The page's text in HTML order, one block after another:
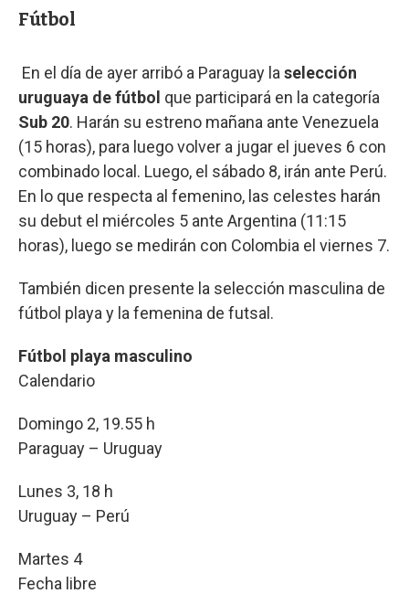
Fútbol
En el día de ayer arribó a Paraguay la selección
uruguaya de fútbol que participará en la categoría
Sub 20. Harán su estreno mañana ante Venezuela
(15 horas), para luego volver a jugar el jueves 6 con
combinado local. Luego, el sábado 8, irán ante Perú.
En lo que respecta al femenino, las celestes harán
su debut el miércoles 5 ante Argentina (11:15
horas), luego se medirán con Colombia el viernes 7.
También dicen presente la selección masculina de
fútbol playa y la femenina de futsal.
Fútbol playa masculino
Calendario
Domingo 2, 19.55 h
Paraguay – Uruguay
Lunes 3, 18 h
Uruguay – Perú
Martes 4
Fecha libre